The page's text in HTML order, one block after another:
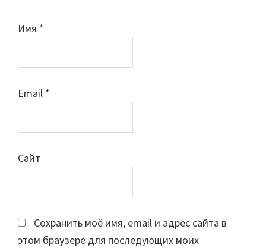
Имя *
Email *
Сайт
Сохранить моё имя, email и адрес сайта в
этом браузере для последующих моих